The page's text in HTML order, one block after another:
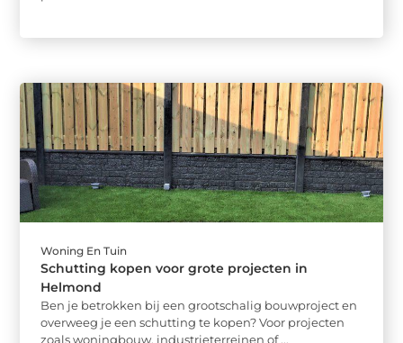
Woning En Tuin
Schutting kopen voor grote projecten in
Helmond
Ben je betrokken bij een grootschalig bouwproject en
overweeg je een schutting te kopen? Voor projecten
zoals woningbouw, industrieterreinen of ...